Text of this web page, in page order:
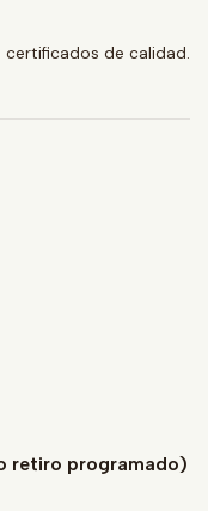
de calidad.
retiro programado)